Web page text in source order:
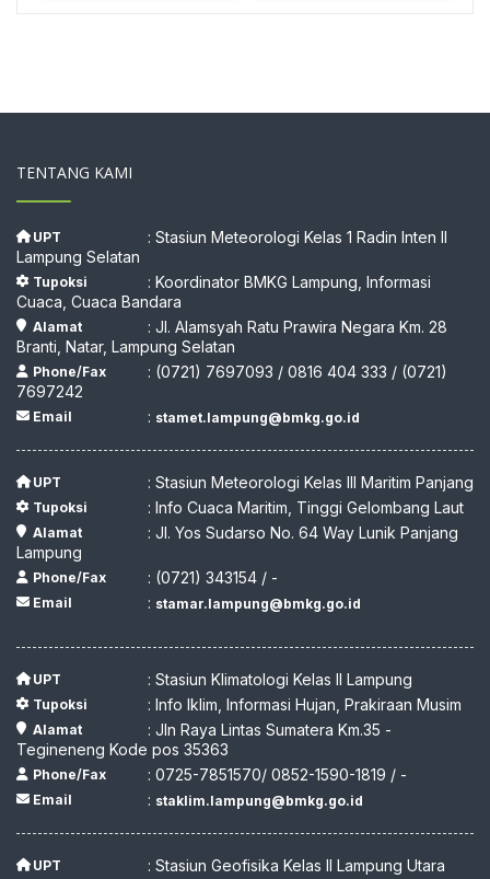
TENTANG KAMI
UPT
: Stasiun Meteorologi Kelas 1 Radin Inten II
Lampung Selatan
Tupoksi
: Koordinator BMKG Lampung, Informasi
Cuaca, Cuaca Bandara
Alamat
: Jl. Alamsyah Ratu Prawira Negara Km. 28
Branti, Natar, Lampung Selatan
Phone/Fax
: (0721) 7697093 / 0816 404 333 / (0721)
7697242
Email : stamet.lampung@bmkg.go.id
UPT : Stasiun Meteorologi Kelas III Maritim Panjang
Tupoksi : Info Cuaca Maritim, Tinggi Gelombang Laut
Alamat
: Jl. Yos Sudarso No. 64 Way Lunik Panjang
Lampung
Phone/Fax : (0721) 343154 / -
Email : stamar.lampung@bmkg.go.id
UPT : Stasiun Klimatologi Kelas II Lampung
Tupoksi : Info Iklim, Informasi Hujan, Prakiraan Musim
Alamat
: Jln Raya Lintas Sumatera Km.35 -
Tegineneng Kode pos 35363
Phone/Fax : 0725-7851570/ 0852-1590-1819 / -
Email : staklim.lampung@bmkg.go.id
UPT : Stasiun Geofisika Kelas II Lampung Utara